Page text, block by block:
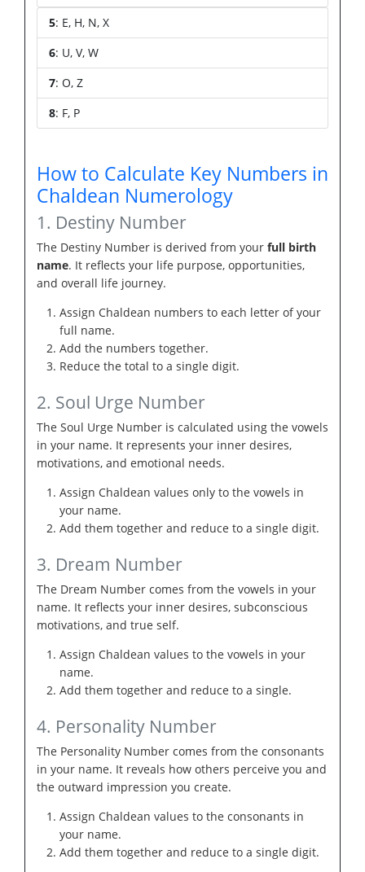
5: E, H, N, X
6: U, V, W
7: O, Z
8: F, P
How to Calculate Key Numbers in
Chaldean Numerology
1. Destiny Number
The Destiny Number is derived from your full birth
name. It reflects your life purpose, opportunities,
and overall life journey.
Assign Chaldean numbers to each letter of your
full name.
Add the numbers together.
Reduce the total to a single digit.
2. Soul Urge Number
The Soul Urge Number is calculated using the vowels
in your name. It represents your inner desires,
motivations, and emotional needs.
Assign Chaldean values only to the vowels in
your name.
Add them together and reduce to a single digit.
3. Dream Number
The Dream Number comes from the vowels in your
name. It reflects your inner desires, subconscious
motivations, and true self.
Assign Chaldean values to the vowels in your
name.
Add them together and reduce to a single.
4. Personality Number
The Personality Number comes from the consonants
in your name. It reveals how others perceive you and
the outward impression you create.
Assign Chaldean values to the consonants in
your name.
Add them together and reduce to a single digit.